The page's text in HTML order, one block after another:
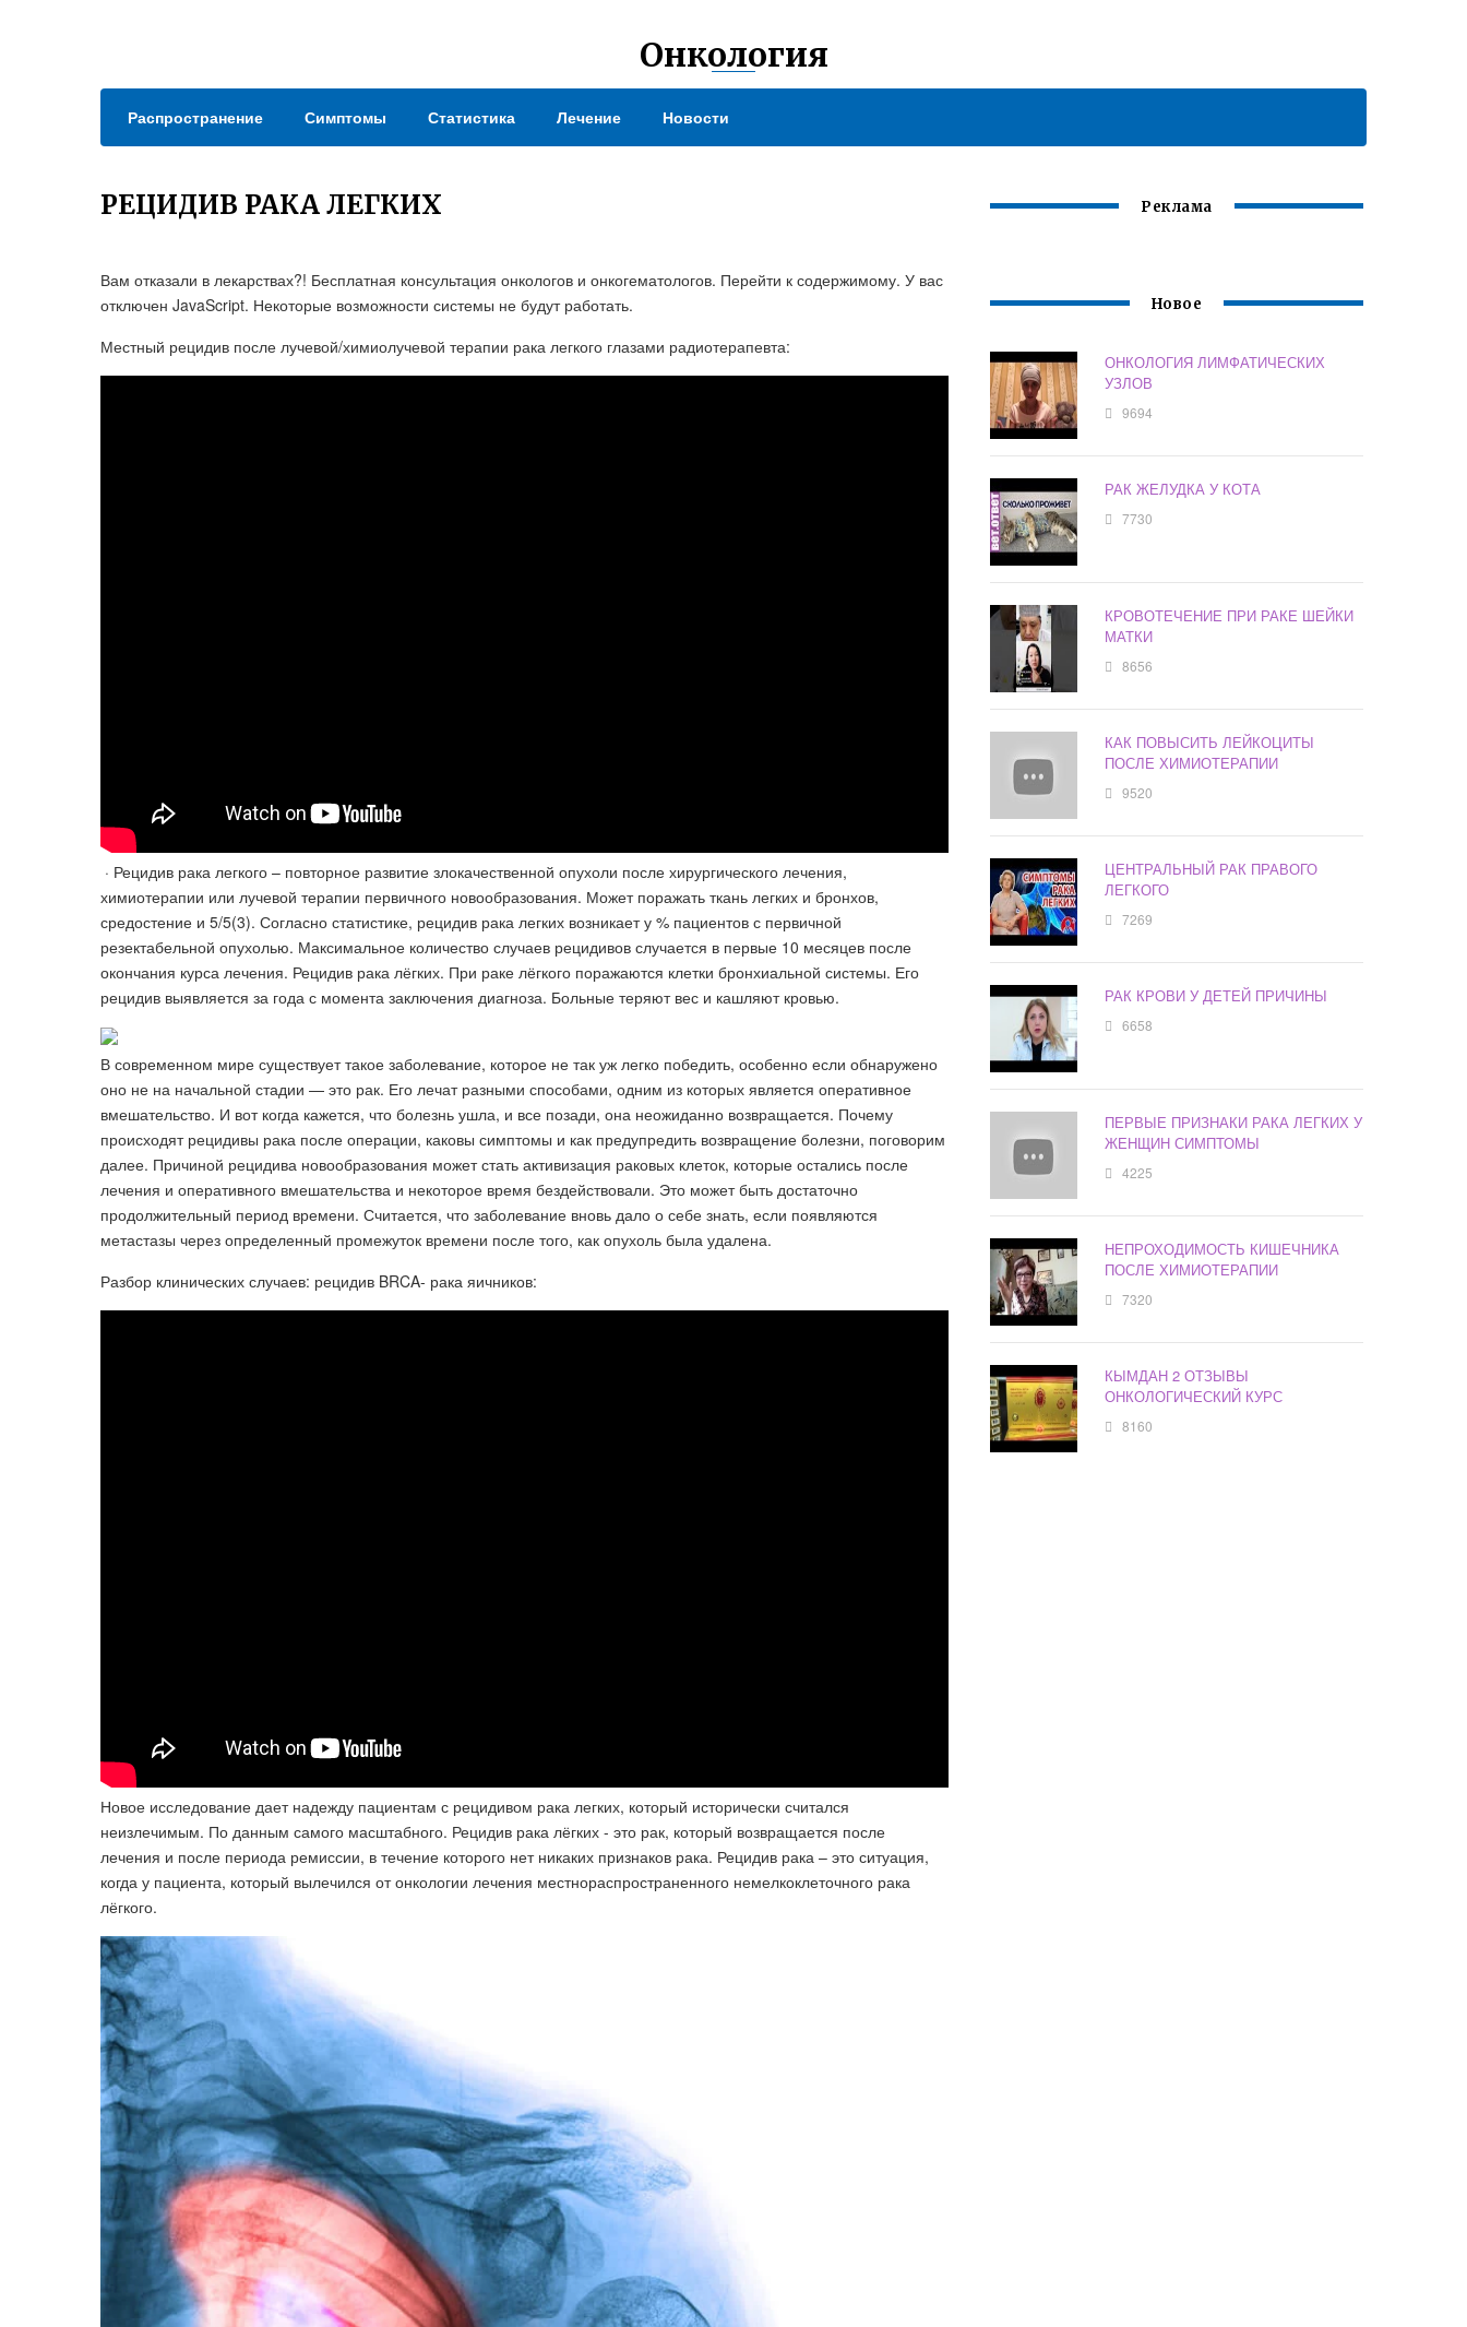
Онкология
Распространение Симптомы Статистика Лечение Новости
РЕЦИДИВ РАКА ЛЕГКИХ
Вам отказали в лекарствах?! Бесплатная консультация онкологов и онкогематологов. Перейти к содержимому. У вас
отключен JavaScript. Некоторые возможности системы не будут работать.
Местный рецидив после лучевой/химиолучевой терапии рака легкого глазами радиотерапевта:
· Рецидив рака легкого – повторное развитие злокачественной опухоли после хирургического лечения,
химиотерапии или лучевой терапии первичного новообразования. Может поражать ткань легких и бронхов,
средостение и 5/5(3). Согласно статистике, рецидив рака легких возникает у % пациентов с первичной
резектабельной опухолью. Максимальное количество случаев рецидивов случается в первые 10 месяцев после
окончания курса лечения. Рецидив рака лёгких. При раке лёгкого поражаются клетки бронхиальной системы. Его
рецидив выявляется за года с момента заключения диагноза. Больные теряют вес и кашляют кровью.
В современном мире существует такое заболевание, которое не так уж легко победить, особенно если обнаружено
оно не на начальной стадии — это рак. Его лечат разными способами, одним из которых является оперативное
вмешательство. И вот когда кажется, что болезнь ушла, и все позади, она неожиданно возвращается. Почему
происходят рецидивы рака после операции, каковы симптомы и как предупредить возвращение болезни, поговорим
далее. Причиной рецидива новообразования может стать активизация раковых клеток, которые остались после
лечения и оперативного вмешательства и некоторое время бездействовали. Это может быть достаточно
продолжительный период времени. Считается, что заболевание вновь дало о себе знать, если появляются
метастазы через определенный промежуток времени после того, как опухоль была удалена.
Разбор клинических случаев: рецидив BRCA- рака яичников:
Новое исследование дает надежду пациентам с рецидивом рака легких, который исторически считался
неизлечимым. По данным самого масштабного. Рецидив рака лёгких - это рак, который возвращается после
лечения и после периода ремиссии, в течение которого нет никаких признаков рака. Рецидив рака – это ситуация,
когда у пациента, который вылечился от онкологии лечения местнораспространенного немелкоклеточного рака
лёгкого.
Реклама
Новое
ОНКОЛОГИЯ ЛИМФАТИЧЕСКИХ
УЗЛОВ
9694
РАК ЖЕЛУДКА У КОТА
7730
КРОВОТЕЧЕНИЕ ПРИ РАКЕ ШЕЙКИ
МАТКИ
8656
КАК ПОВЫСИТЬ ЛЕЙКОЦИТЫ
ПОСЛЕ ХИМИОТЕРАПИИ
9520
ЦЕНТРАЛЬНЫЙ РАК ПРАВОГО
ЛЕГКОГО
7269
РАК КРОВИ У ДЕТЕЙ ПРИЧИНЫ
6658
ПЕРВЫЕ ПРИЗНАКИ РАКА ЛЕГКИХ У
ЖЕНЩИН СИМПТОМЫ
4225
НЕПРОХОДИМОСТЬ КИШЕЧНИКА
ПОСЛЕ ХИМИОТЕРАПИИ
7320
КЫМДАН 2 ОТЗЫВЫ
ОНКОЛОГИЧЕСКИЙ КУРС
8160